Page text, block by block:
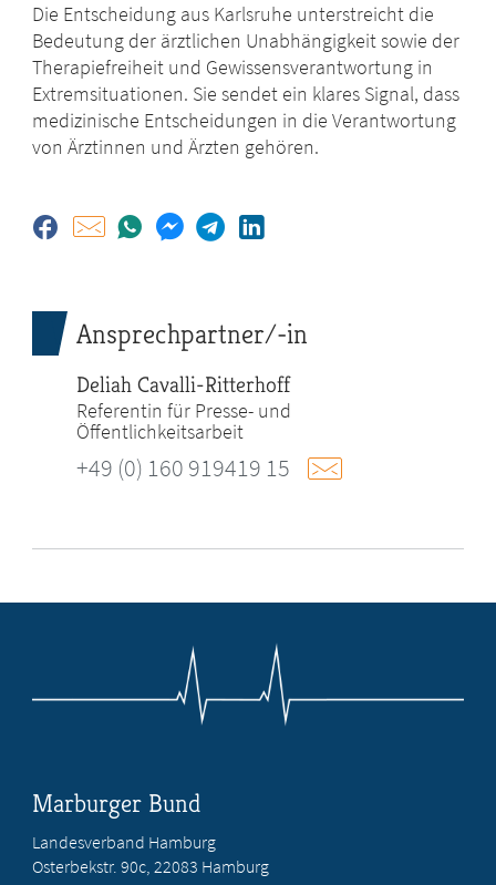
Die Entscheidung aus Karlsruhe unterstreicht die
Bedeutung der ärztlichen Unabhängigkeit sowie der
Therapiefreiheit und Gewissensverantwortung in
Extremsituationen. Sie sendet ein klares Signal, dass
medizinische Entscheidungen in die Verantwortung
von Ärztinnen und Ärzten gehören.
Ansprechpartner/-in
Deliah Cavalli-Ritterhoff
Referentin für Presse- und
Öffentlichkeitsarbeit
+49 (0) 160 919419 15
Marburger Bund
Landesverband Hamburg
Osterbekstr. 90c, 22083 Hamburg